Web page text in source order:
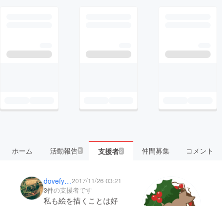
ホーム 活動報告5 支援者2 仲間募集 コメント
dovefyune2017/11/26 03:21
3件の支援者です
私も絵を描くことは好